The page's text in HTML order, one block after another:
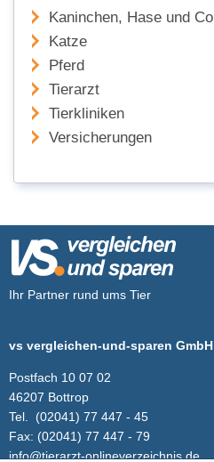
Kaninchen, Hase und Co
Katze
Pferd
Tierarzt
Tierkliniken
Versicherungen
Ihr Partner rund ums Tier
vs vergleichen-und-sparen GmbH
Postfach 10 07 02
46207 Bottrop
Tel.
(02041) 77 447 - 45
Fax: (02041) 77 447 - 79
info@tierarzt-onlineverzeichnis.de